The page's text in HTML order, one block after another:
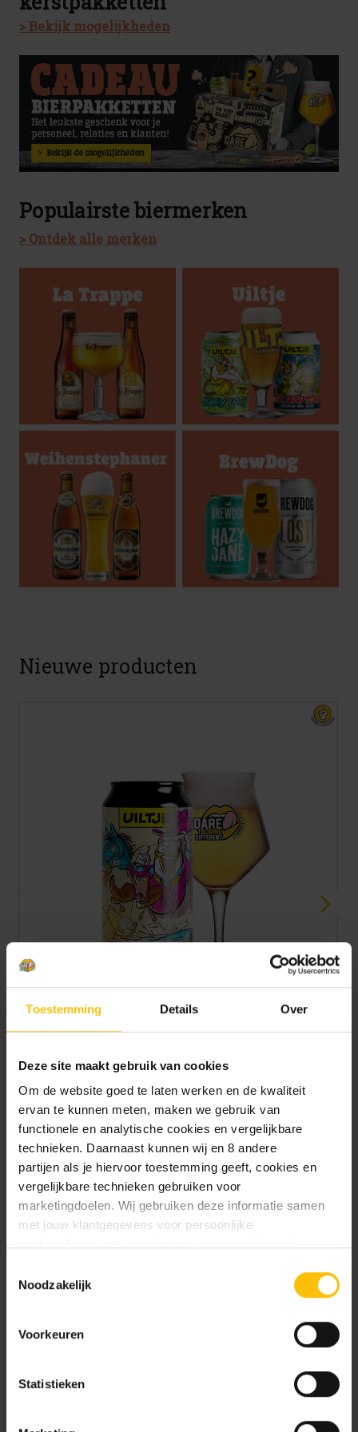
Toestemming Details Over
Deze site maakt gebruik van cookies
Om de website goed te laten werken en de kwaliteit
ervan te kunnen meten, maken we gebruik van
functionele en analytische cookies en vergelijkbare
technieken. Daarnaast kunnen wij en 8 andere
partijen als je hiervoor toestemming geeft, cookies en
vergelijkbare technieken gebruiken voor
marketingdoelen. Wij gebruiken deze informatie samen
met jouw klantgegevens voor persoonlijke
ervaringen: je eigen DTDD (gepersonaliseerde
aanbevelingen, functionaliteiten en communicatie binnen
dtdd.nl (relevante advertenties op websites en apps van
onze privacy policy
Noodzakelijk
Voorkeuren
Statistieken
> Bekijk mogelijkheden
Populairste biermerken
> Ontdek alle merken
Nieuwe producten
Uiltje Take my horse to the hotel room blik 44cl
€4.99
ONTDEK MEER
Biertips & inspiratie van Rick
Jouw speciaalbieravond gegarandeerd een